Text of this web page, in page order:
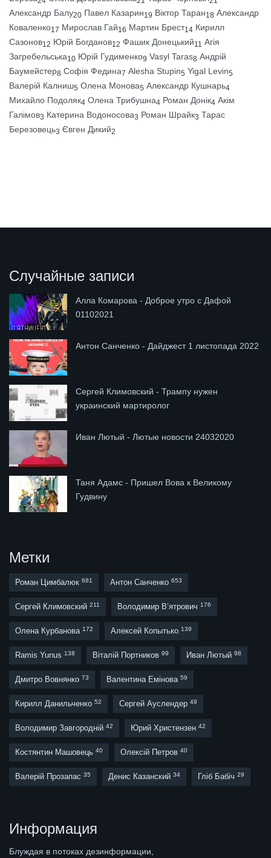
Александр Балу20 Павел Казарин19 Віктор Таран18 Александр
Коваленко17 Мирослав Гай16 Мартин Брест14 Кирилл
Сазонов12 Юрій Богданов12 Фашик Донецький11 Агія
Загребельська10 Юрій Гудименко9 Vasyl Taras8 Андрій
Баумейстер8 Софія Федина7 Alesha Stupin5 Yigal Levin5
Валерій Калниш5 Олена Монова5 Александр Кушнарь4
Михайло Подоляк4 Олена Трибушна4 Роман Донік4 Акім
Галімов3 Катерина Водоносова3 Роман Шрайк3 Тарас
Березовець3 Євген Дикий2
Случайные записи
Алла Комарова - Доброе утро с Дафой
01102021
Антон Санченко - Дайджест 1 листопада 2022
Сергей Климовский - Трампу нужен
украинский мартиролог
Иван Лютый - Лютые новости 24032020
Таня Адамс - Пришел Вова к Великому
Гудвину
Метки
Роман Цимбалюк 681 Антон Санченко 653
Сергей Климовский 211 Володимир В’ятрович 176
Олена Курбанова 172 Алексей Копытько 139
Ramis Yunus 138 Віталій Портников 99 Иван Лютый 98
Дмитро Вовнянко 73 Валентина Емінова 59
Кирилл Данильченко 52 Сергей Ауслендер 49
Володимир Завгородній 42 Юрий Христензен 42
Костянтин Машовець 40 Олексій Петров 40
Валерій Прозапас 35 Денис Казанский 34 Гліб Бабіч 29
Информация
Блуждая в потоках дезинформации,